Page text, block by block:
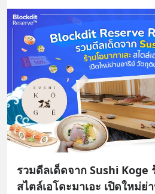
รวมดีลเด็ดจาก Sushi Koge
สไตล์เอโดะมาเอะ เปิดใหม่